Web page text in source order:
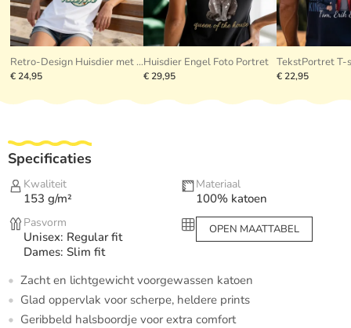
Retro-Design Huisdier met Foto
€ 24,95
Huisdier Engel Foto Portret
€ 29,95
TekstPortret T-
€ 22,95
Specificaties
Kwaliteit
153 g/m²
Materiaal
100% katoen
Pasvorm
Unisex: Regular fit
Dames: Slim fit
OPEN MAATTABEL
Zacht en lichtgewicht voorgewassen katoen
Glad oppervlak voor scherpe, heldere prints
Geribbeld halsboordje voor extra comfort